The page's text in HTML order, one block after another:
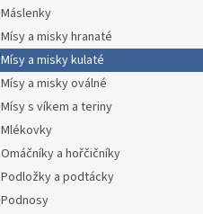
Máslenky
Mísy a misky hranaté
Mísy a misky kulaté
Mísy a misky oválné
Mísy s víkem a teriny
Mlékovky
Omáčníky a hořčičníky
Podložky a podtácky
Podnosy